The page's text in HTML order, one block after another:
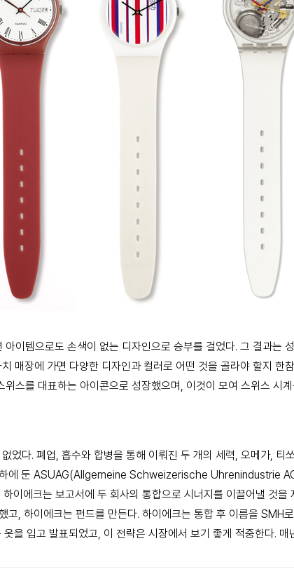
아이템으로도 손색이 없는 디자인으로 승부를 걸었다. 그 결과는
매장에 가면 다양한 디자인과 컬러로 어떤 것을 골라야 할지 한
위스를 대표하는 아이콘으로 성장했으며, 이것이 모여 스위스 시
었다. 폐업, 흡수와 합병을 통해 이뤄진 두 개의 세력, 오메가, 티
에 둔 ASUAG(Allgemeine Schweizerische Uhrenindustrie
이에크는 보고서에 두 회사의 통합으로 시너지를 이끌어낼 것을
고, 하이에크는 펀드를 만든다. 하이에크는 통합 후 이름을 SMH
옷을 입고 발표되었고, 이 전략은 시장에서 보기 좋게 적중한다. 매